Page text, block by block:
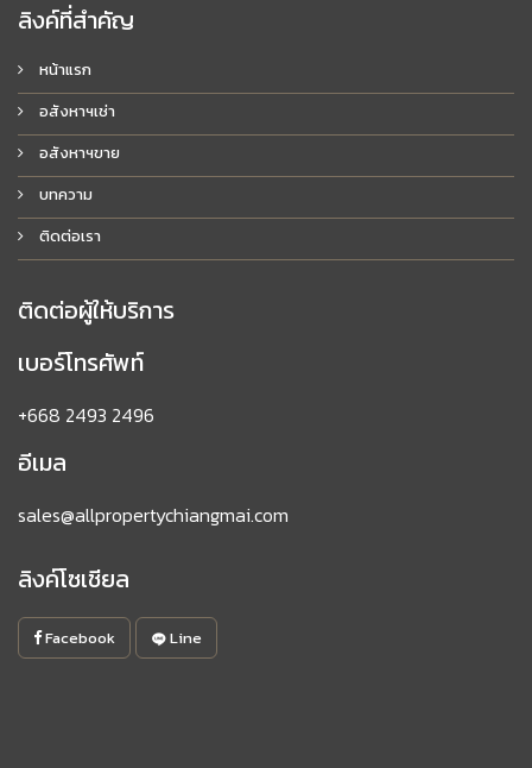
ลิงค์ที่สำคัญ
หน้าแรก
อสังหาฯเช่า
อสังหาฯขาย
บทความ
ติดต่อเรา
ติดต่อผู้ให้บริการ
เบอร์โทรศัพท์
+668 2493 2496
อีเมล
sales@allpropertychiangmai.com
ลิงค์โซเชียล
Facebook Line